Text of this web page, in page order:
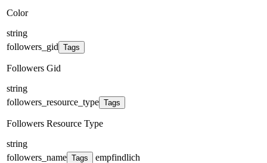
Color
string
followers_gid Tags
Followers Gid
string
followers_resource_type Tags
Followers Resource Type
string
followers_name Tags empfindlich